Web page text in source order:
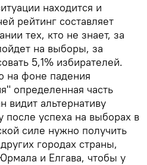
находится и
рейтинг составляет
тех, кто не знает, за
на выборы, за
5,1% избирателей.
на фоне падения
определенная часть
видит альтернативу
успеха на выборах в
силе нужно получить
городах страны,
и Елгава, чтобы у